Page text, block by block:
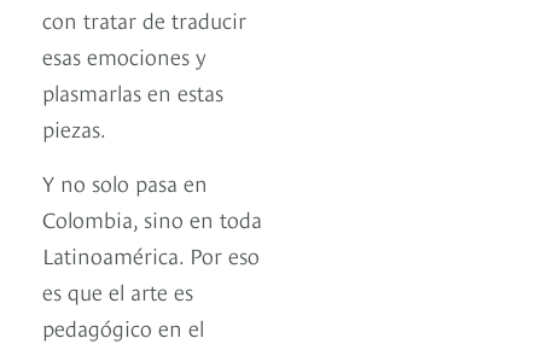
con tratar de traducir
esas emociones y
plasmarlas en estas
piezas.
Y no solo pasa en
Colombia, sino en toda
Latinoamérica. Por eso
es que el arte es
pedagógico en el